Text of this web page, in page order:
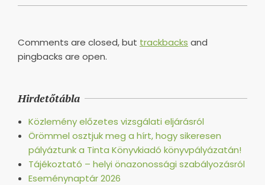
Comments are closed, but trackbacks and
pingbacks are open.
Hirdetőtábla
Közlemény előzetes vizsgálati eljárásról
Örömmel osztjuk meg a hírt, hogy sikeresen
pályáztunk a Tinta Könyvkiadó könyvpályázatán!
Tájékoztató – helyi önazonossági szabályozásról
Eseménynaptár 2026